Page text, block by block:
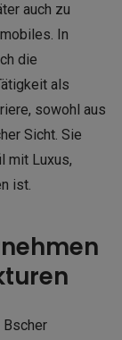
auch zu
In
die
als
sowohl aus
Sicht. Sie
mit Luxus,
ist.